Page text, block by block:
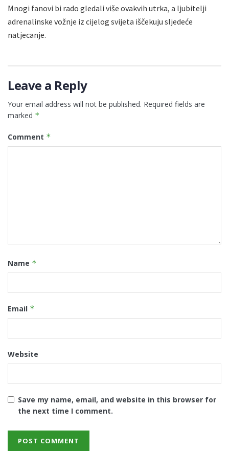
Mnogi fanovi bi rado gledali više ovakvih utrka, a ljubitelji
adrenalinske vožnje iz cijelog svijeta iščekuju sljedeće
natjecanje.
Leave a Reply
Your email address will not be published. Required fields are
marked *
Comment *
Name *
Email *
Website
Save my name, email, and website in this browser for
the next time I comment.